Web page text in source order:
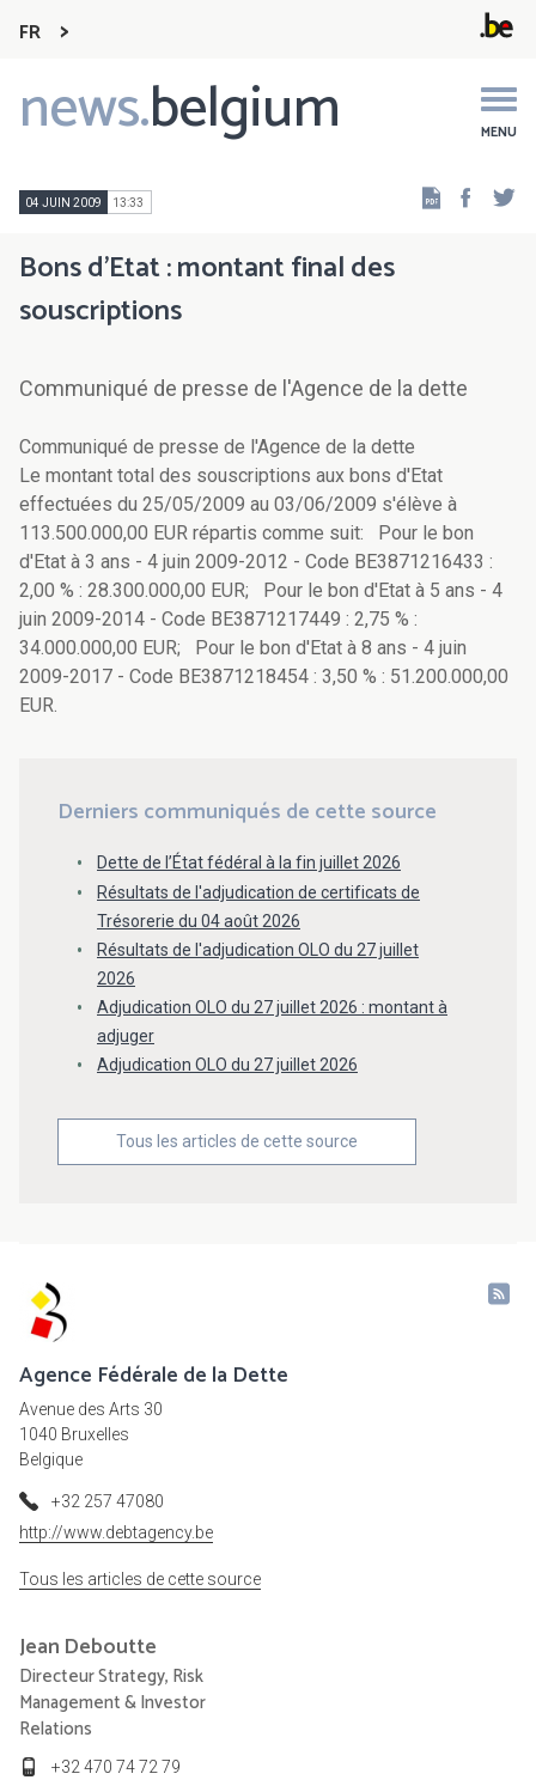
FR
news.belgium MENU
Main
navigation
04 JUIN 2009 13:33
Bons d'Etat : montant final des
souscriptions
Communiqué de presse de l'Agence de la dette
Communiqué de presse de l'Agence de la dette
Le montant total des souscriptions aux bons d'Etat
effectuées du 25/05/2009 au 03/06/2009 s'élève à
113.500.000,00 EUR répartis comme suit: Pour le bon
d'Etat à 3 ans - 4 juin 2009-2012 - Code BE3871216433 :
2,00 % : 28.300.000,00 EUR; Pour le bon d'Etat à 5 ans - 4
juin 2009-2014 - Code BE3871217449 : 2,75 % :
34.000.000,00 EUR; Pour le bon d'Etat à 8 ans - 4 juin
2009-2017 - Code BE3871218454 : 3,50 % : 51.200.000,00
EUR.
Derniers communiqués de cette source
Dette de l’État fédéral à la fin juillet 2026
Résultats de l'adjudication de certificats de
Trésorerie du 04 août 2026
Résultats de l'adjudication OLO du 27 juillet
2026
Adjudication OLO du 27 juillet 2026 : montant à
adjuger
Adjudication OLO du 27 juillet 2026
Tous les articles de cette source
Agence Fédérale de la Dette
Avenue des Arts 30
1040 Bruxelles
Belgique
+32 257 47080
http://www.debtagency.be
Tous les articles de cette source
Jean Deboutte
Directeur Strategy, Risk
Management & Investor
Relations
+32 470 74 72 79